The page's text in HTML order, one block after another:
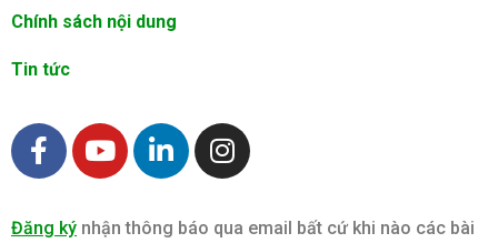
Chính sách nội dung
Tin tức
F
a
e
Y
o
t
L
i
k
I
n
t
Đăng ký nhận thông báo qua email bất cứ khi nào các bài